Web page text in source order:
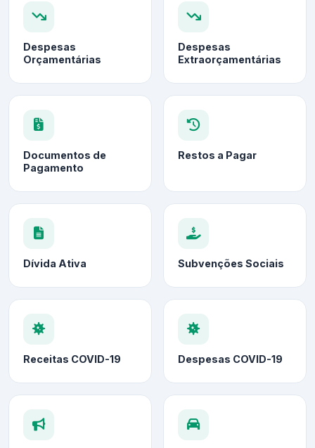
Despesas
Orçamentárias
Despesas
Extraorçamentárias
Documentos de
Pagamento
Restos a Pagar
Dívida Ativa Subvenções Sociais
Receitas COVID-19 Despesas COVID-19